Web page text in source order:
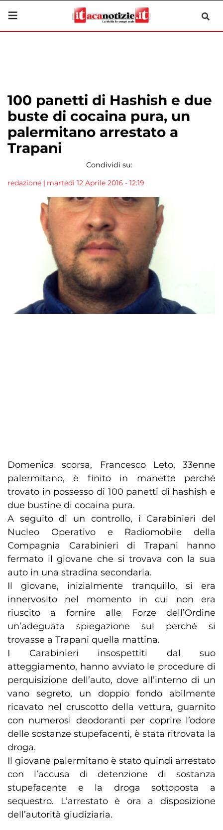
100 panetti di Hashish e due
buste di cocaina pura, un
palermitano arrestato a
Trapani
Condividi su:
redazione | martedì 12 Aprile 2016 - 12:19
Domenica scorsa, Francesco Leto, 33enne
palermitano, è finito in manette perché
trovato in possesso di 100 panetti di hashish e
due bustine di cocaina pura.
A seguito di un controllo, i Carabinieri del
Nucleo Operativo e Radiomobile della
Compagnia Carabinieri di Trapani hanno
fermato il giovane che si trovava con la sua
auto in una stradina secondaria.
Il giovane, inizialmente tranquillo, si era
innervosito nel momento in cui non era
riuscito a fornire alle Forze dell’Ordine
un’adeguata spiegazione sul perché si
trovasse a Trapani quella mattina.
I Carabinieri insospettiti dal suo
atteggiamento, hanno avviato le procedure di
perquisizione dell’auto, dove all’interno di un
vano segreto, un doppio fondo abilmente
ricavato nel cruscotto della vettura, guarnito
con numerosi deodoranti per coprire l’odore
delle sostanze stupefacenti, è stata ritrovata la
droga.
Il giovane palermitano è stato quindi arrestato
con l’accusa di detenzione di sostanza
stupefacente e la droga sottoposta a
sequestro. L’arrestato è ora a disposizione
dell’autorità giudiziaria.